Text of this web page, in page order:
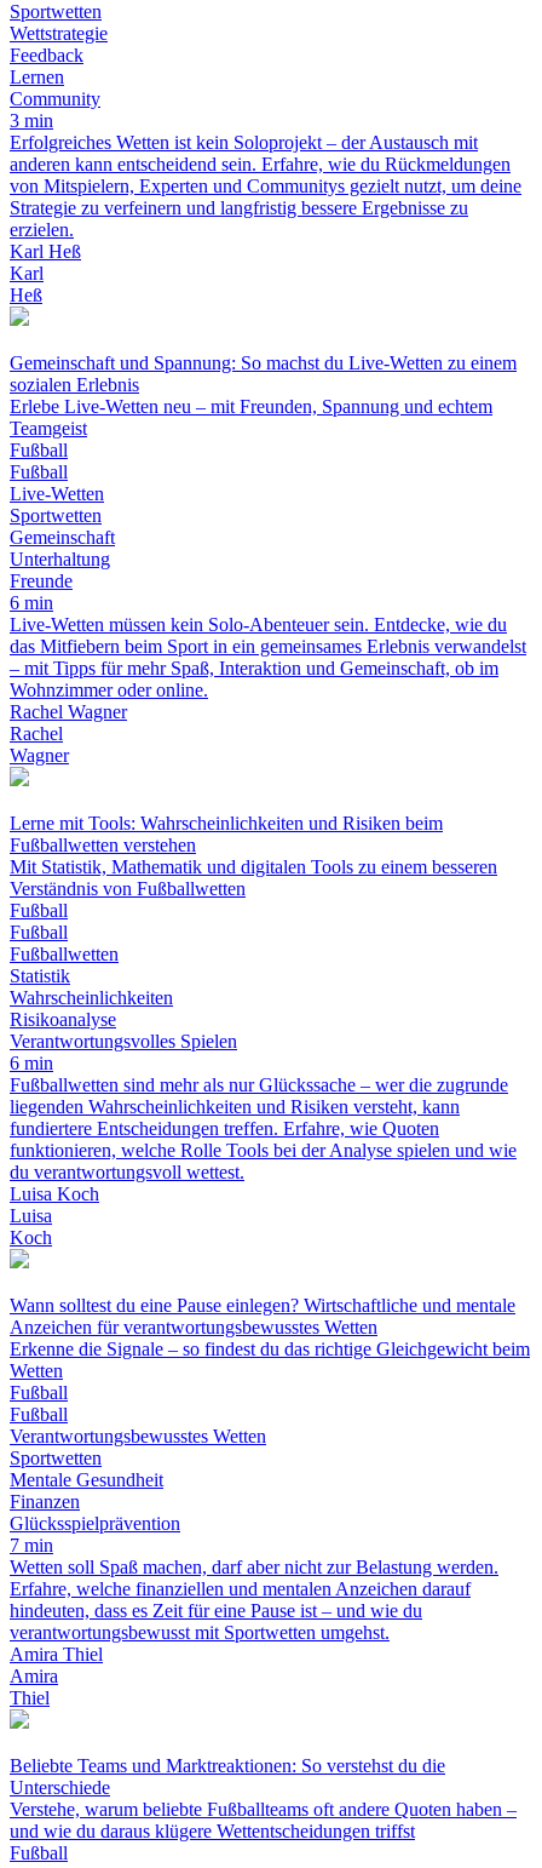
Sportwetten
Wettstrategie
Feedback
Lernen
Community
3 min
Erfolgreiches Wetten ist kein Soloprojekt – der Austausch mit
anderen kann entscheidend sein. Erfahre, wie du Rückmeldungen
von Mitspielern, Experten und Communitys gezielt nutzt, um deine
Strategie zu verfeinern und langfristig bessere Ergebnisse zu
erzielen.
Karl Heß
Karl
Heß
Gemeinschaft und Spannung: So machst du Live-Wetten zu einem
sozialen Erlebnis
Erlebe Live-Wetten neu – mit Freunden, Spannung und echtem
Teamgeist
Fußball
Fußball
Live-Wetten
Sportwetten
Gemeinschaft
Unterhaltung
Freunde
6 min
Live-Wetten müssen kein Solo-Abenteuer sein. Entdecke, wie du
das Mitfiebern beim Sport in ein gemeinsames Erlebnis verwandelst
– mit Tipps für mehr Spaß, Interaktion und Gemeinschaft, ob im
Wohnzimmer oder online.
Rachel Wagner
Rachel
Wagner
Lerne mit Tools: Wahrscheinlichkeiten und Risiken beim
Fußballwetten verstehen
Mit Statistik, Mathematik und digitalen Tools zu einem besseren
Verständnis von Fußballwetten
Fußball
Fußball
Fußballwetten
Statistik
Wahrscheinlichkeiten
Risikoanalyse
Verantwortungsvolles Spielen
6 min
Fußballwetten sind mehr als nur Glückssache – wer die zugrunde
liegenden Wahrscheinlichkeiten und Risiken versteht, kann
fundiertere Entscheidungen treffen. Erfahre, wie Quoten
funktionieren, welche Rolle Tools bei der Analyse spielen und wie
du verantwortungsvoll wettest.
Luisa Koch
Luisa
Koch
Wann solltest du eine Pause einlegen? Wirtschaftliche und mentale
Anzeichen für verantwortungsbewusstes Wetten
Erkenne die Signale – so findest du das richtige Gleichgewicht beim
Wetten
Fußball
Fußball
Verantwortungsbewusstes Wetten
Sportwetten
Mentale Gesundheit
Finanzen
Glücksspielprävention
7 min
Wetten soll Spaß machen, darf aber nicht zur Belastung werden.
Erfahre, welche finanziellen und mentalen Anzeichen darauf
hindeuten, dass es Zeit für eine Pause ist – und wie du
verantwortungsbewusst mit Sportwetten umgehst.
Amira Thiel
Amira
Thiel
Beliebte Teams und Marktreaktionen: So verstehst du die
Unterschiede
Verstehe, warum beliebte Fußballteams oft andere Quoten haben –
und wie du daraus klügere Wettentscheidungen triffst
Fußball